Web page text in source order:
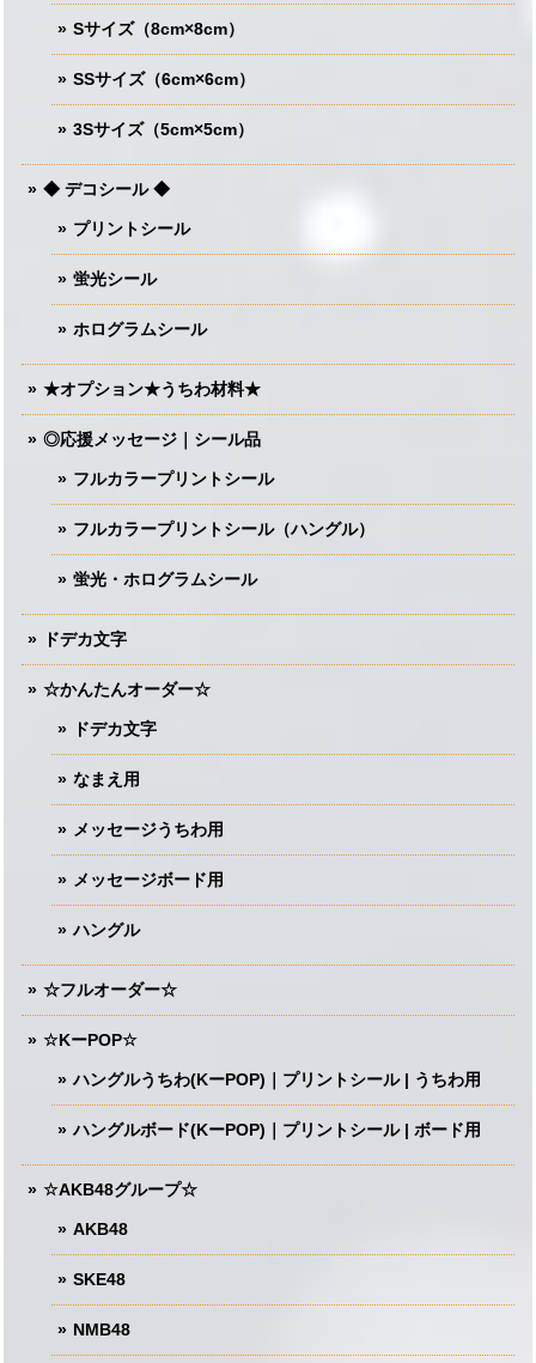
Sサイズ（8cm×8cm）
SSサイズ（6cm×6cm）
3Sサイズ（5cm×5cm）
◆ デコシール ◆
プリントシール
蛍光シール
ホログラムシール
★オプション★うちわ材料★
◎応援メッセージ｜シール品
フルカラープリントシール
フルカラープリントシール（ハングル）
蛍光・ホログラムシール
ドデカ文字
☆かんたんオーダー☆
ドデカ文字
なまえ用
メッセージうちわ用
メッセージボード用
ハングル
☆フルオーダー☆
☆KーPOP☆
ハングルうちわ(KーPOP)｜プリントシール | うちわ用
ハングルボード(KーPOP)｜プリントシール | ボード用
☆AKB48グループ☆
AKB48
SKE48
NMB48